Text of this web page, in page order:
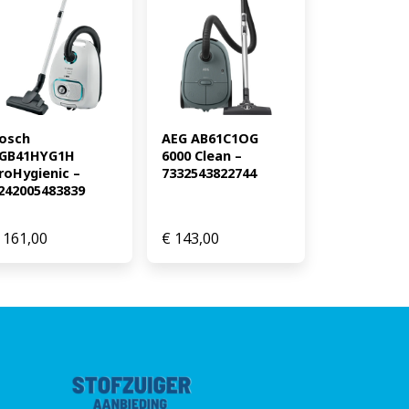
–
AEG AB61C1OG
6000 Clean –
7332543822744
€ 143,00